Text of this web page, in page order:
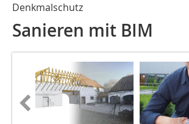
Denkmalschutz
Sanieren mit BIM